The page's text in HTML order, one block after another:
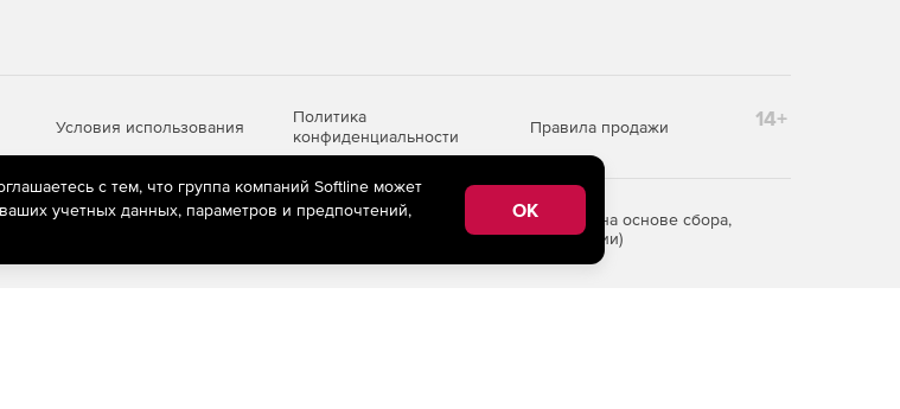
Условия использования
Политика
конфиденциальности
Правила продажи 14+
технологии (информационные технологии предоставления информации на основе сбора,
сети «Интернет», находящихся на территории Российской Федерации)
с тем, что группа компаний Softline может
учетных данных, параметров и предпочтений,
OK